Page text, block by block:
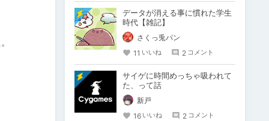
データが消える事に慣れた学生
時代【雑記】
さくっ兎パン
11 いいね 2 コメント
サイゲに時間めっちゃ吸われて
た、って話
新戸
16 いいね 2 コメント